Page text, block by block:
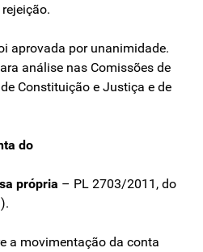
aprovada por unanimidade.
análise nas Comissões de
Constituição e Justiça e de
do
própria – PL 2703/2011, do
a movimentação da conta